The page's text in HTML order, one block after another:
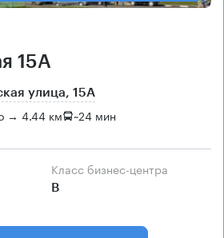
15А
улица, 15А
→ 4.44 км ~24 мин
Класс бизнес-центра
B